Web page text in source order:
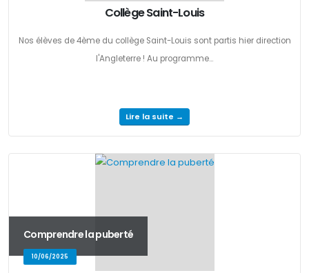
Collège Saint-Louis
Nos élèves de 4ème du collège Saint-Louis sont partis hier direction
l'Angleterre ! Au programme...
Lire la suite →
Comprendre la puberté
10/06/2025